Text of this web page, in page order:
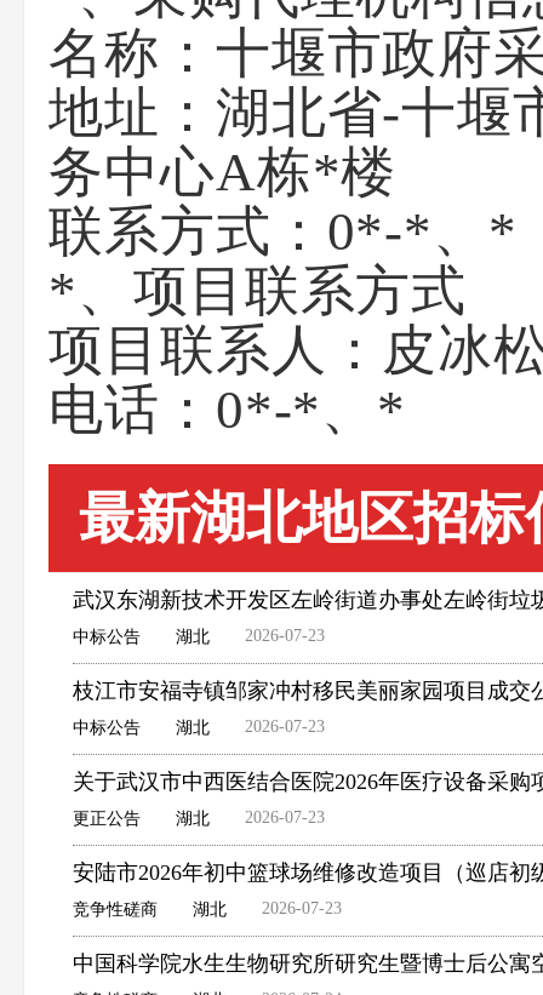
名称： 十堰市政府
地址： 湖北省-十堰
务中心A栋*楼
联系方式： 0*-*、*
*、项目联系方式
项目联系人： 皮冰
电话： 0*-*、*
最新湖北地区招标
武汉东湖新技术开发区左岭街道办事处左岭街垃
中标公告 湖北 2026-07-23
枝江市安福寺镇邹家冲村移民美丽家园项目成交
中标公告 湖北 2026-07-23
关于武汉市中西医结合医院2026年医疗设备采
更正公告 湖北 2026-07-23
安陆市2026年初中篮球场维修改造项目（巡店
竞争性磋商 湖北 2026-07-23
中国科学院水生生物研究所研究生暨博士后公